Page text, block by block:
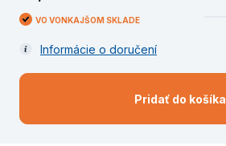
VO VONKAJŠOM SKLADE
Informácie o doručení
Pridať do košíka